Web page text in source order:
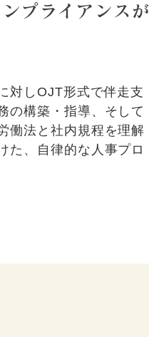
プライアンスが
対しOJT形式で伴走支
の構築・指導、そして
働法と社内規程を理解
た、自律的な人事プロ